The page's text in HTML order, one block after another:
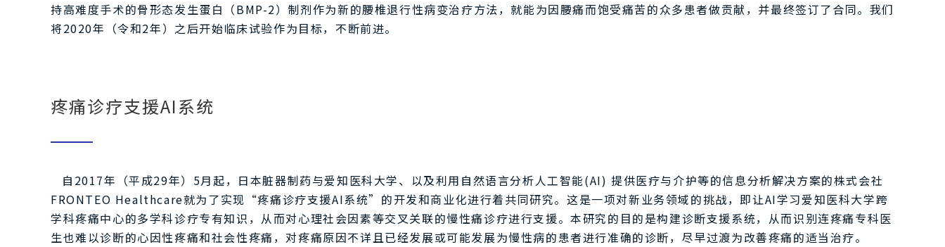
持高难度手术的骨形态发生蛋白（BMP-2）制剂作为新的腰椎退行性病变治疗方法，就能为因腰痛而饱受痛苦的众多患者做贡献，并最终签订了合同。我们
将2020年（令和2年）之后开始临床试验作为目标，不断前进。
疼痛诊疗支援AI系统
自2017年（平成29年）5月起，日本脏器制药与爱知医科大学、以及利用自然语言分析人工智能(AI) 提供医疗与介护等的信息分析解决方案的株式会社
FRONTEO Healthcare就为了实现“疼痛诊疗支援AI系统”的开发和商业化进行着共同研究。这是一项对新业务领域的挑战，即让AI学习爱知医科大学跨
学科疼痛中心的多学科诊疗专有知识，从而对心理社会因素等交叉关联的慢性痛诊疗进行支援。本研究的目的是构建诊断支援系统，从而识别连疼痛专科医
生也难以诊断的心因性疼痛和社会性疼痛，对疼痛原因不详且已经发展或可能发展为慢性病的患者进行准确的诊断，尽早过渡为改善疼痛的适当治疗。